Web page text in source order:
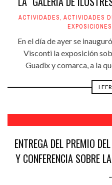
ACTIVIDADES, ACTIVIDADES
EXPOSICIONES
En el día de ayer se
Visconti la exposición
Guadix y comarca, a la
ENTREGA DEL PREMIO
Y CONFERENCIA SOBRE